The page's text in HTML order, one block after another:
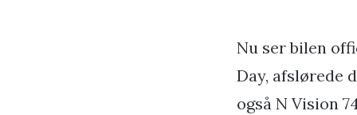
Nu ser bilen
Day, afslørede
også N Vision